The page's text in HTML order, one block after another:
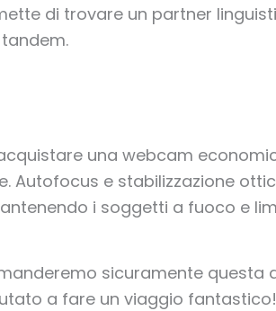
di trovare un partner
una webcam
Autofocus e stabilizzazione
i soggetti a fuoco e
sicuramente questa
a fare un viaggio